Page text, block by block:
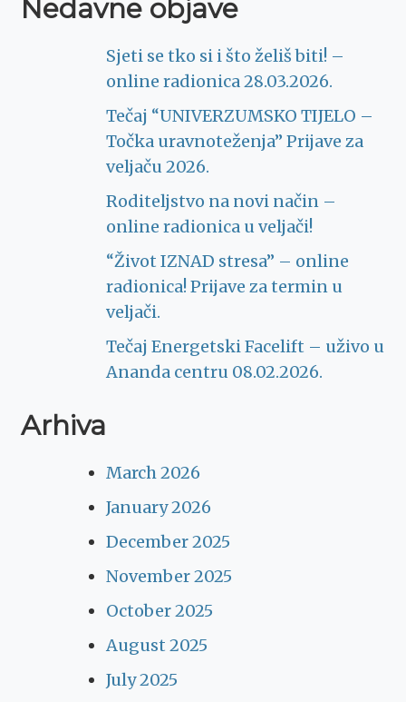
Nedavne objave
Sjeti se tko si i što želiš biti! –
online radionica 28.03.2026.
Tečaj “UNIVERZUMSKO TIJELO –
Točka uravnoteženja” Prijave za
veljaču 2026.
Roditeljstvo na novi način –
online radionica u veljači!
“Život IZNAD stresa” – online
radionica! Prijave za termin u
veljači.
Tečaj Energetski Facelift – uživo u
Ananda centru 08.02.2026.
Arhiva
March 2026
January 2026
December 2025
November 2025
October 2025
August 2025
July 2025